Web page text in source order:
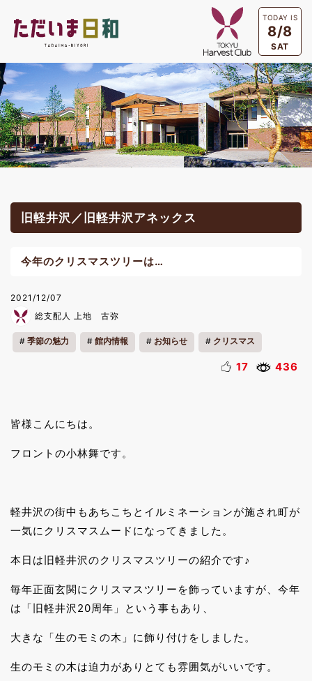
TODAY IS
8/8
SAT
旧軽井沢／旧軽井沢アネックス
今年のクリスマスツリーは…
2021/12/07
総支配人 上地 古弥
季節の魅力 館内情報 お知らせ クリスマス
17 436
皆様こんにちは。
フロントの小林舞です。
軽井沢の街中もあちこちとイルミネーションが施され町が
一気にクリスマスムードになってきました。
本日は旧軽井沢のクリスマスツリーの紹介です♪
毎年正面玄関にクリスマスツリーを飾っていますが、今年
は「旧軽井沢20周年」という事もあり、
大きな「生のモミの木」に飾り付けをしました。
生のモミの木は迫力がありとても雰囲気がいいです。